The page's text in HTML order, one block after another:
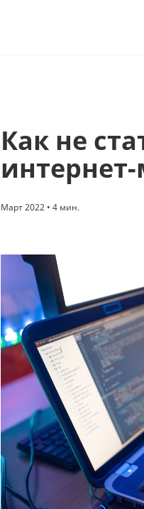
Как не
Март 2022 • 4 мин.